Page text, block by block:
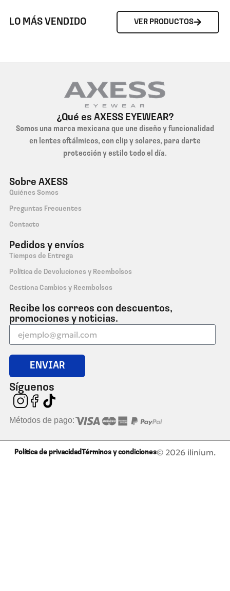
LO MÁS VENDIDO VER PRODUCTOS
¿Qué es AXESS EYEWEAR?
Somos una marca mexicana que une diseño y funcionalidad
en lentes oftálmicos, con clip y solares, para darte
protección y estilo todo el día.
Sobre AXESS
Quiénes Somos
Preguntas Frecuentes
Contacto
Pedidos y envíos
Tiempos de Entrega
Política de Devoluciones y Reembolsos
Gestiona Cambios y Reembolsos
Recibe los correos con descuentos,
promociones y noticias.
ENVIAR
Síguenos
Métodos de pago:
© 2026 ilinium.
Política de privacidadTérminos y condiciones